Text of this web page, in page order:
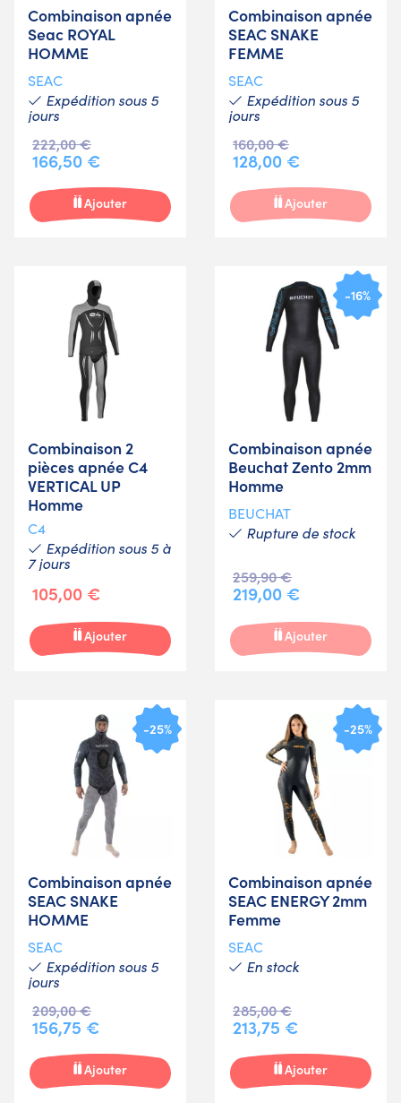
Combinaison apnée
Seac ROYAL
HOMME
SEAC
Expédition sous 5
jours
222,00 €
166,50 €
Ajouter
Combinaison apnée
SEAC SNAKE
FEMME
SEAC
Expédition sous 5
jours
160,00 €
128,00 €
Ajouter
Combinaison 2
pièces apnée C4
VERTICAL UP
Homme
C4
Expédition sous 5 à
7 jours
105,00 €
Ajouter
-16%
Combinaison apnée
Beuchat Zento 2mm
Homme
BEUCHAT
Rupture de stock
259,90 €
219,00 €
Ajouter
-25%
Combinaison apnée
SEAC SNAKE
HOMME
SEAC
Expédition sous 5
jours
209,00 €
156,75 €
Ajouter
-25%
Combinaison apnée
SEAC ENERGY 2mm
Femme
SEAC
En stock
285,00 €
213,75 €
Ajouter